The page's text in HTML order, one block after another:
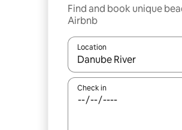
Find and book unique
Airbnb
Location
When results are
Check in